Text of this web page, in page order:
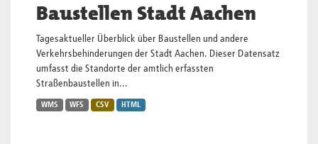
Baustellen Stadt Aachen
Tagesaktueller Überblick über Baustellen und andere
Verkehrsbehinderungen der Stadt Aachen. Dieser Datensatz
umfasst die Standorte der amtlich erfassten
Straßenbaustellen in...
WMS WFS CSV HTML